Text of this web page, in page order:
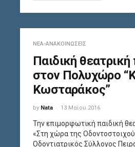
ΝΈΑ-ΑΝΑΚΟΙΝΏΣΕΙΣ
Παιδική
στον Πολυχώρο
Κωσταράκος”
by Nata 13 Μαΐου 2016
Την επιμορφωτική παιδική
«Στη χώρα της
Οδοντιατρικός Σύλλογος